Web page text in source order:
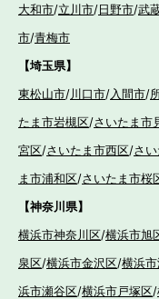
大和市/立川市/日野市/武
市/青梅市
【埼玉県】
東松山市/川口市/入間市/
たま市岩槻区/さいたま市
宮区/さいたま市西区/さ
ま市浦和区/さいたま市桜
【神奈川県】
横浜市神奈川区/横浜市旭
泉区/横浜市金沢区/横浜
浜市瀬谷区/横浜市戸塚区/